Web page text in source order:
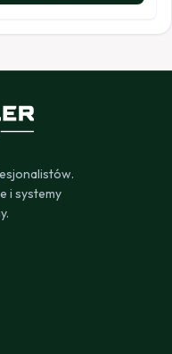
i systemy